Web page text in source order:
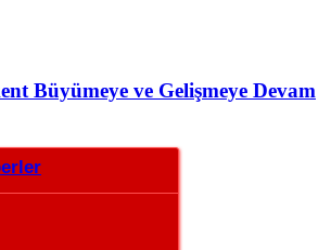
Büyümeye ve Gelişmeye Devam